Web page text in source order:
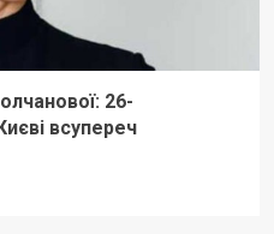
26-
всупереч